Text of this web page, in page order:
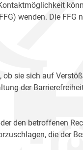
wenden. Die
sie sich auf
der
den betroffenen
die der